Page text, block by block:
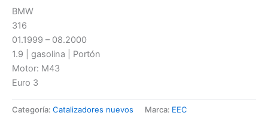
BMW
316
01.1999 – 08.2000
1.9 | gasolina | Portón
Motor: M43
Euro 3
Categoría: Catalizadores nuevos Marca: EEC